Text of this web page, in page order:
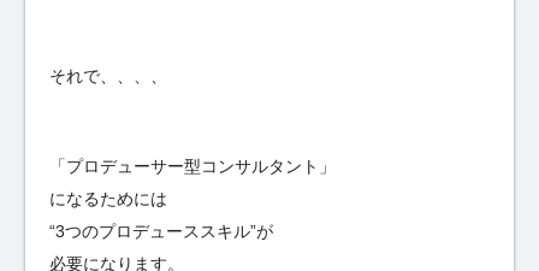
それで、、、、
「プロデューサー型コンサルタント」
になるためには
“3つのプロデューススキル”が
必要になります。